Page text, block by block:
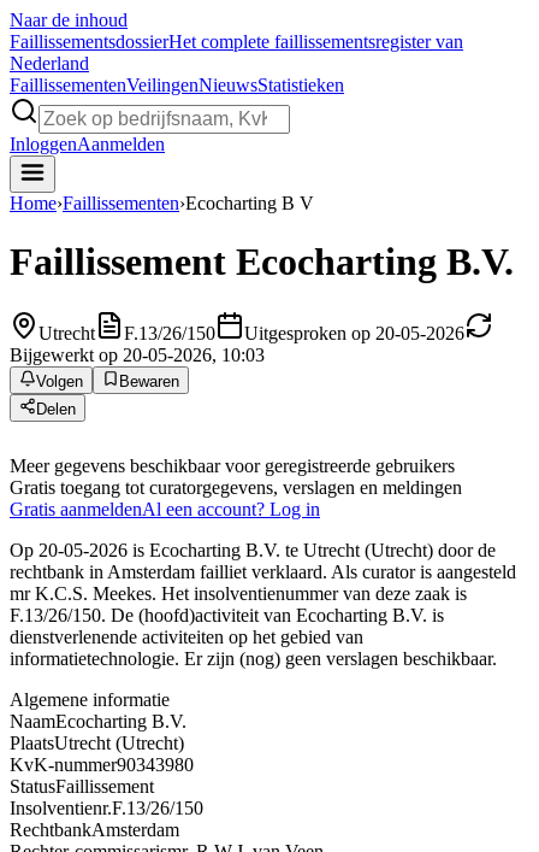
Naar de inhoud
FaillissementsdossierHet complete faillissementsregister van
Nederland
FaillissementenVeilingenNieuwsStatistieken
InloggenAanmelden
Home›Faillissementen›Ecocharting B V
Faillissement Ecocharting B.V.
Utrecht F.13/26/150
Uitgesproken op 20-05-2026
Bijgewerkt op 20-05-2026, 10:03
Volgen
Bewaren
Delen
Meer gegevens beschikbaar voor geregistreerde gebruikers
Gratis toegang tot curatorgegevens, verslagen en meldingen
Gratis aanmeldenAl een account? Log in
Op 20-05-2026 is Ecocharting B.V. te Utrecht (Utrecht) door de
rechtbank in Amsterdam failliet verklaard. Als curator is aangesteld
mr K.C.S. Meekes. Het insolventienummer van deze zaak is
F.13/26/150. De (hoofd)activiteit van Ecocharting B.V. is
dienstverlenende activiteiten op het gebied van
informatietechnologie. Er zijn (nog) geen verslagen beschikbaar.
Algemene informatie
NaamEcocharting B.V.
PlaatsUtrecht (Utrecht)
KvK-nummer90343980
StatusFaillissement
Insolventienr.F.13/26/150
RechtbankAmsterdam